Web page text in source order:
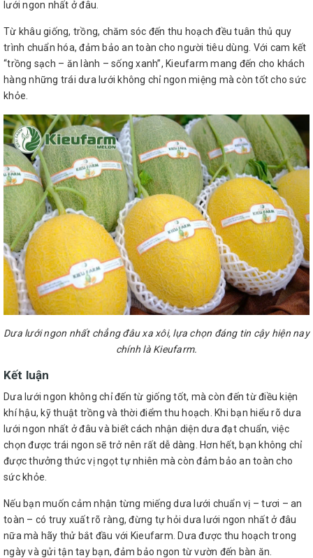
lưới ngon nhất ở đâu.
Từ khâu giống, trồng, chăm sóc đến thu hoạch đều tuân thủ quy
trình chuẩn hóa, đảm bảo an toàn cho người tiêu dùng. Với cam kết
“trồng sạch – ăn lành – sống xanh”, Kieufarm mang đến cho khách
hàng những trái dưa lưới không chỉ ngon miệng mà còn tốt cho sức
khỏe.
Dưa lưới ngon nhất chẳng đâu xa xôi, lựa chọn đáng tin cậy hiện nay
chính là Kieufarm.
Kết luận
Dưa lưới ngon không chỉ đến từ giống tốt, mà còn đến từ điều kiện
khí hậu, kỹ thuật trồng và thời điểm thu hoạch. Khi bạn hiểu rõ dưa
lưới ngon nhất ở đâu và biết cách nhận diện dưa đạt chuẩn, việc
chọn được trái ngon sẽ trở nên rất dễ dàng. Hơn hết, bạn không chỉ
được thưởng thức vị ngọt tự nhiên mà còn đảm bảo an toàn cho
sức khỏe.
Nếu bạn muốn cảm nhận từng miếng dưa lưới chuẩn vị – tươi – an
toàn – có truy xuất rõ ràng, đừng tự hỏi dưa lưới ngon nhất ở đâu
nữa mà hãy thử bắt đầu với Kieufarm. Dưa được thu hoạch trong
ngày và gửi tận tay bạn, đảm bảo ngon từ vườn đến bàn ăn.